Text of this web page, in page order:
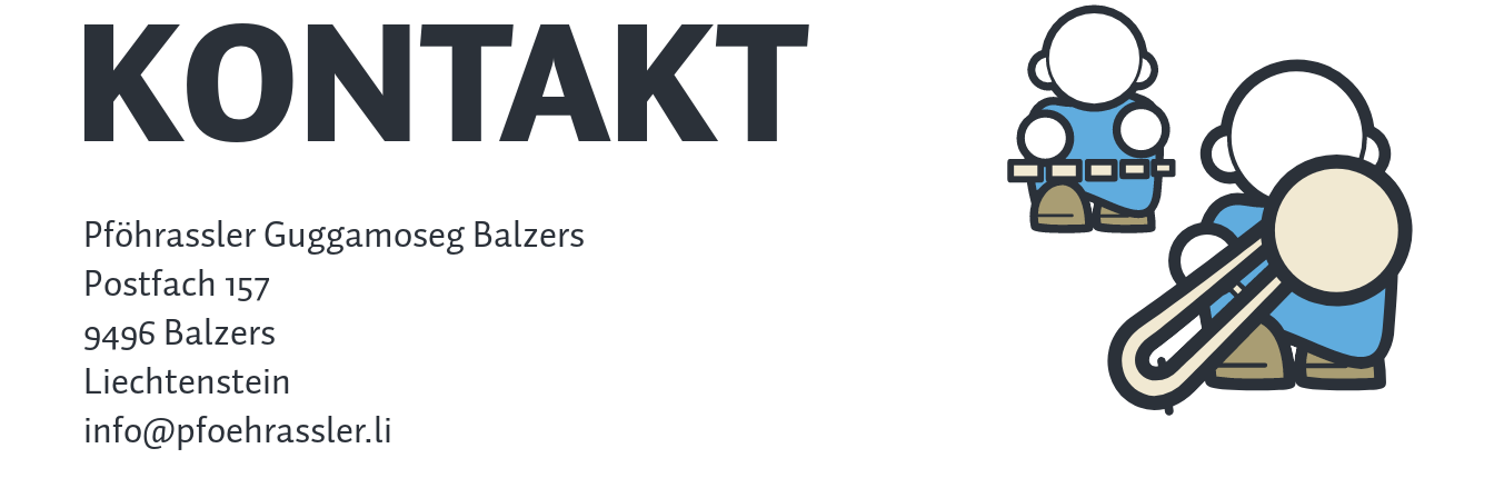
KONTAKT
Pföhrassler Guggamoseg Balzers
Postfach 157
9496 Balzers
Liechtenstein
info@pfoehrassler.li